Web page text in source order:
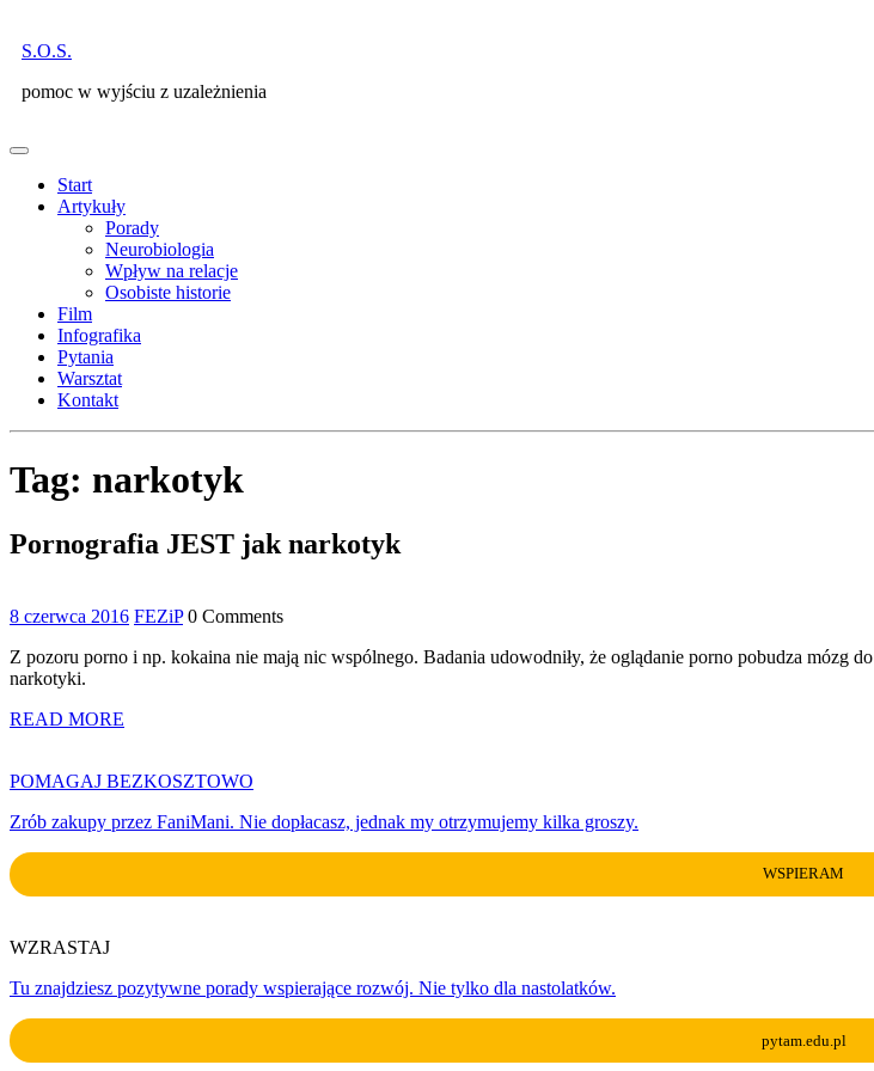
content
S.O.S.
pomoc w wyjściu z uzależnienia
Open
Start
Artykuły
Porady
Neurobiologia
Wpływ na relacje
Osobiste historie
Film
Infografika
Pytania
Warsztat
Kontakt
Close
Tag: narkotyk
Pornografia JEST jak narkotyk
8 czerwca 20168
2016
FEZiP 0 Comments
Z pozoru porno i np. kokaina nie mają nic wspólnego. Badania udowodniły, że oglądanie porno pobudza mózg
narkotyki.
READ MORE
POMAGAJ BEZKOSZTOWO
Zrób zakupy przez FaniMani. Nie dopłacasz, jednak my otrzymujemy kilka groszy.
WSPIERAM
WZRASTAJ
Tu znajdziesz pozytywne porady wspierające rozwój. Nie tylko dla nastolatków.
pytam.edu.pl